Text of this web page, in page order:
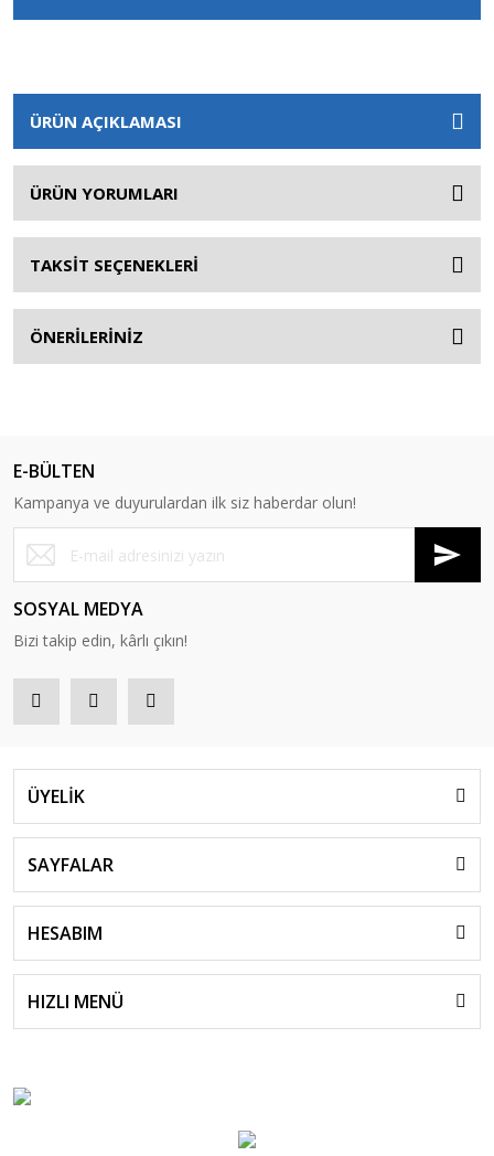
ÜRÜN AÇIKLAMASI
ÜRÜN YORUMLARI
TAKSİT SEÇENEKLERİ
ÖNERİLERİNİZ
E-BÜLTEN
Kampanya ve duyurulardan ilk siz haberdar olun!
SOSYAL MEDYA
Bizi takip edin, kârlı çıkın!
ÜYELİK
SAYFALAR
HESABIM
HIZLI MENÜ